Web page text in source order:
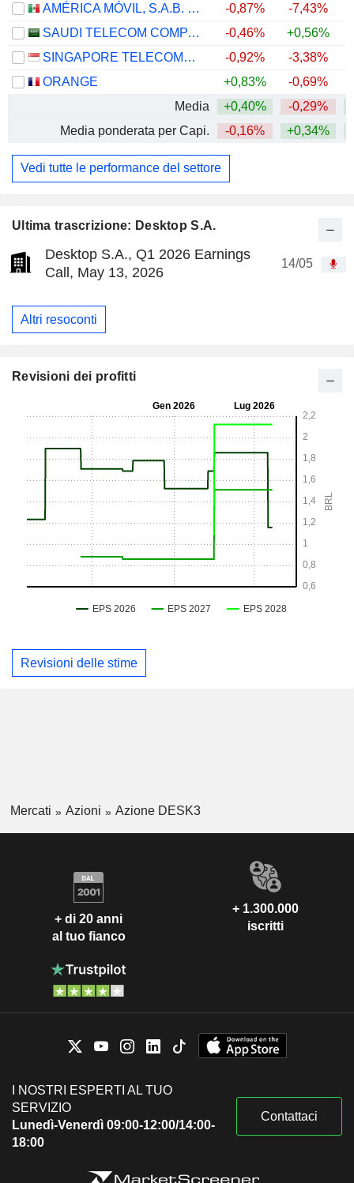
Ultima trascrizione: Desktop S.A.
Desktop S.A., Q1 2026 Earnings
Call, May 13, 2026
14/05
Altri resoconti
AMÉRICA MÓVIL, S.A.B. DE C.V.
-0,87% -7,43%
SAUDI TELECOM COMPANY
-0,46% +0,56%
SINGAPORE TELECOMMUNICATIONS LIMITED
-0,92% -3,38%
ORANGE
+0,83% -0,69%
Media
+0,40% -0,29%
Media ponderata per Capi.
-0,16% +0,34%
Vedi tutte le performance del settore
Revisioni dei profitti
Revisioni delle stime
Mercati Azioni Azione DESK3
+ di 20 anni
al tuo fianco
+ 1.300.000
iscritti
I NOSTRI ESPERTI AL TUO
SERVIZIO
Lunedì-Venerdì 09:00-12:00/14:00-
18:00
Contattaci